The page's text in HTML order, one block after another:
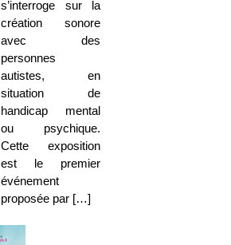
s’interroge sur la
création sonore
avec des
personnes
autistes, en
situation de
handicap mental
ou psychique.
Cette exposition
est le premier
événement
proposée par […]